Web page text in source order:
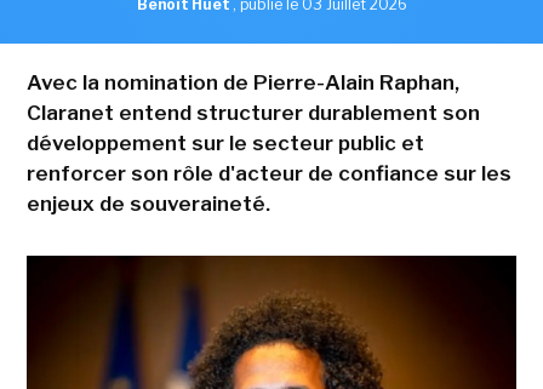
Benoît Huet , publié le 03 Juillet 2026
Avec la nomination de Pierre-Alain Raphan,
Claranet entend structurer durablement son
développement sur le secteur public et
renforcer son rôle d'acteur de confiance sur les
enjeux de souveraineté.